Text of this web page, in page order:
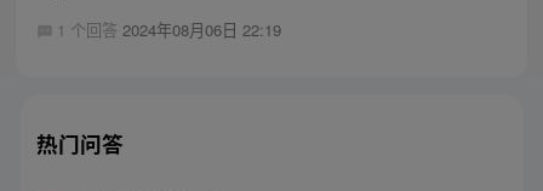
1 个回答 2024年08月06日 22:19
热门问答